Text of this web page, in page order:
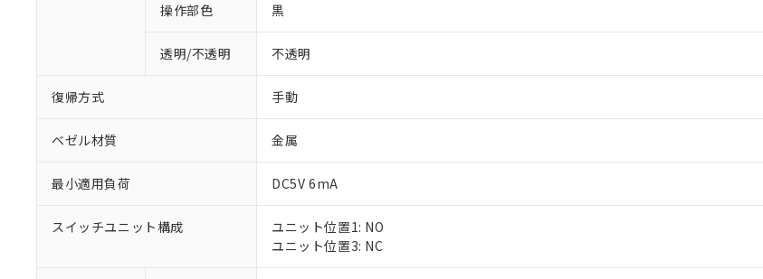
操作部色 黒
透明/不透明 不透明
復帰方式 手動
ベゼル材質 金属
最小適用負荷 DC5V 6mA
スイッチユニット構成
ユニット位置1: NO
ユニット位置3: NC